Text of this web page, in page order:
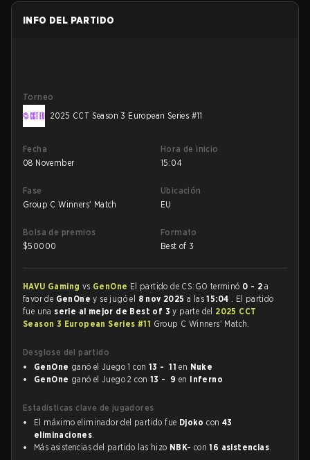
INFO DEL PARTIDO
Torneo
2025 CCT Season 3 European Series #11
Fecha
08 November
Hora de inicio
15:04
Fase
Group C Winners' Match
Ubicación
EU
Bolsa de premios
$50000
Formato
Best of 3
HAVU Gaming vs GenOne El partido de CS:GO terminó 0 - 2 a
favor de GenOney se jugó el 8 nov 2025a las15:04 . El partido
fue una serie al mejor de Best of 3y parte del 2025 CCT
Season 3 European Series #11 Group C Winners' Match.
Desglose del partido
GenOne ganó el Juego 1 con 13 - 11 en Nuke
GenOne ganó el Juego 2 con 13 - 9 en Inferno
Estadísticas clave de jugadores
El máximo eliminador del partido fue Djoko con 43
eliminaciones.
Más asistencias del partido las hizo NBK- con16 asistencias.